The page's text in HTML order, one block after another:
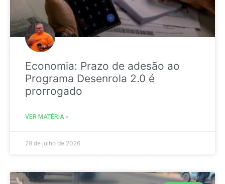
Economia: Prazo de adesão ao
Programa Desenrola 2.0 é
prorrogado
VER MATÉRIA »
29 de julho de 2026